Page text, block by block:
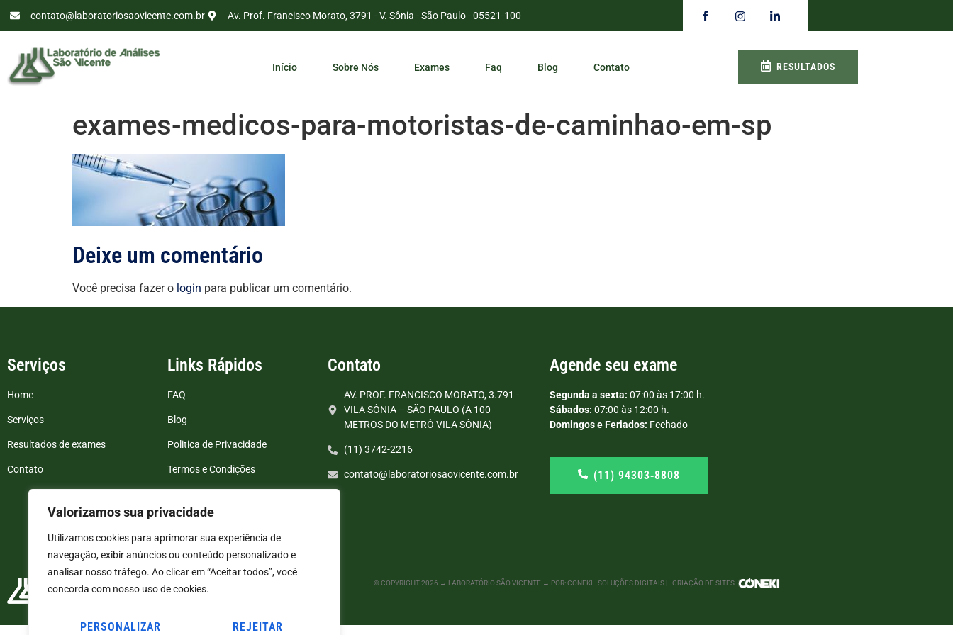
Valorizamos sua privacidade
Utilizamos cookies para aprimorar sua experiência de
navegação, exibir anúncios ou conteúdo personalizado e
analisar nosso tráfego. Ao clicar em “Aceitar todos”, você
concorda com nosso uso de cookies.
PERSONALIZAR REJEITAR
contato@laboratoriosaovicente.com.br Av. Prof. Francisco Morato, 3791 - V. Sônia - São Paulo - 05521-100
Início Sobre Nós Exames Faq Blog Contato RESULTADOS
exames-medicos-para-motoristas-de-caminhao-em-sp
Deixe um comentário
Você precisa fazer o login para publicar um comentário.
Serviços
Home
Serviços
Resultados de exames
Contato
Links Rápidos
FAQ
Blog
Politica de Privacidade
Termos e Condições
Contato
AV. PROF. FRANCISCO MORATO, 3.791 -
VILA SÔNIA – SÃO PAULO (A 100
METROS DO METRÔ VILA SÔNIA)
(11) 3742-2216
contato@laboratoriosaovicente.com.br
Agende seu exame
Segunda a sexta: 07:00 às 17:00 h.
Sábados: 07:00 às 12:00 h.
Domingos e Feriados: Fechado
(11) 94303‑8808
© COPYRIGHT2026 → LABORATÓRIO SÃO VICENTE → POR: CONEKI - SOLUÇÕES DIGITAIS | CRIAÇÃO DE SITES